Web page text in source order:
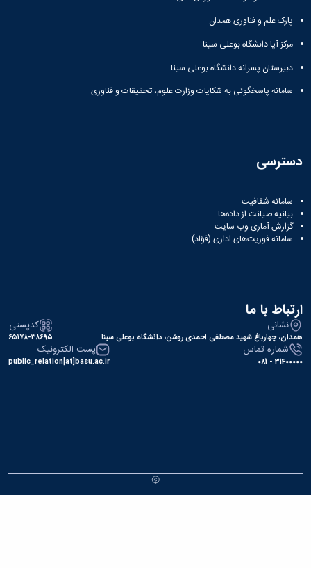
پارک علم و فناوری همدان
مرکز آپا دانشگاه بوعلی سینا
دبیرستان پسرانه دانشگاه بوعلی سینا
سامانه پاسخگوئی به شکایات وزارت علوم، تحقیقات و فناوری
سامانه شفافیت
بیانیه صیانت از داده‌ها
گزارش آماری وب‌ سایت
سامانه فوریت‌های اداری (فؤاد)
با ما
نشانی
چهارباغ شهید مصطفی احمدی روشن، دانشگاه بوعلی سینا
کدپستی
۶۵۱۷۸-۳۸۶۹۵
شماره تماس
31400000
پست الکترونیک
public_relation[at]basu.ac.ir